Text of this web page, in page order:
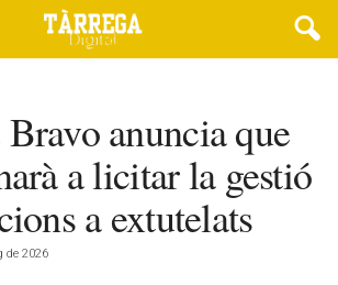
anuncia que
a licitar la gestió
a extutelats
de 2026